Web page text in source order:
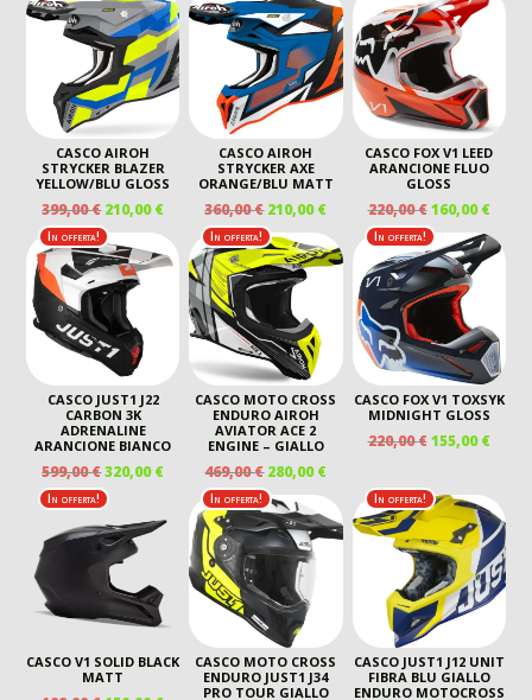
CASCO AIROH
STRYCKER BLAZER
YELLOW/BLU GLOSS
399,00€ IL
PREZZO
ORIGINALE
ERA:
399,00 €.
210,00€IL
PREZZO
ATTUALE
È:
210,00 €.
CASCO AIROH
STRYCKER AXE
ORANGE/BLU MATT
360,00€ IL
PREZZO
ORIGINALE
ERA:
360,00 €.
210,00€IL
PREZZO
ATTUALE
È:
210,00 €.
CASCO FOX V1 LEED
ARANCIONE FLUO
GLOSS
220,00€ IL
PREZZO
ORIGINALE
ERA:
220,00 €.
160,00€IL
In offerta!
CASCO JUST1 J22
CARBON 3K
ADRENALINE
ARANCIONE BIANCO
599,00€IL
PREZZO
ORIGINALE
ERA:
599,00 €.
320,00€IL
PREZZO
ATTUALE
320,00 €.
In offerta!
CASCO MOTO CROSS
ENDURO AIROH
AVIATOR ACE 2
ENGINE – GIALLO
469,00€ IL
PREZZO
ORIGINALE
ERA:
469,00 €.
280,00€IL
PREZZO
ATTUALE
È:
In offerta!
CASCO FOX V1 TOXSYK
MIDNIGHT GLOSS
220,00€ IL
ERA:
220,00 €.
155,00€IL
È:
In offerta!
CASCO V1 SOLID BLACK
MATT
In offerta!
CASCO MOTO CROSS
ENDURO JUST1 J34
PRO TOUR GIALLO
In offerta!
CASCO JUST1 J12 UNIT
FIBRA BLU GIALLO
ENDURO MOTOCROSS